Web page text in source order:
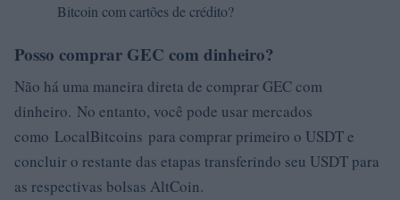
Bitcoin com cartões de crédito?
Posso comprar GEC com dinheiro?
Não há uma maneira direta de comprar GEC com
dinheiro. No entanto, você pode usar mercados
como LocalBitcoins para comprar primeiro o USDT e
concluir o restante das etapas transferindo seu USDT para
as respectivas bolsas AltCoin.